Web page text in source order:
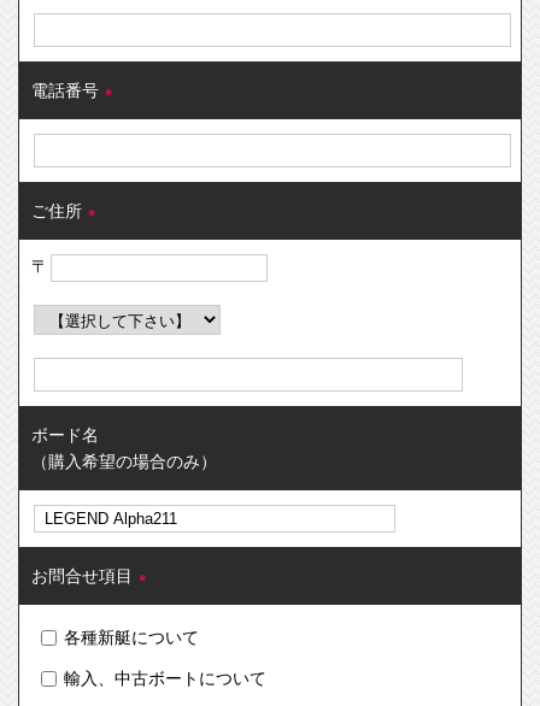
電話番号 ※
ご住所 ※
〒
ボード名
（購入希望の場合のみ）
お問合せ項目 ※
各種新艇について
輸入、中古ボートについて